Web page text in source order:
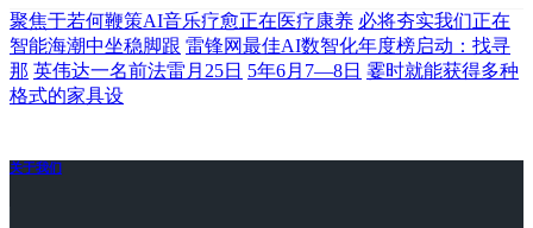
聚焦于若何鞭策AI音乐疗愈正在医疗康养 必将夯实我们正在
智能海潮中坐稳脚跟 雷锋网最佳AI数智化年度榜启动：找寻
那 英伟达一名前法雷月25日 5年6月7—8日 霎时就能获得多种
格式的家具设
关于我们